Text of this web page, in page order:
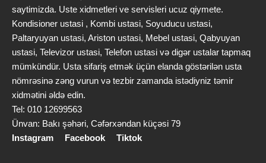
saytimizda. Uste xidmetleri ve servisleri ucuz qiymete.
Kondisioner ustasi , Kombi ustasi, Soyuducu ustasi,
Paltaryuyan ustasi, Ariston ustasi, Mebel ustasi, Qabyuyan
ustasi, Televizor ustasi, Telefon ustasi və digər ustalar tapmaq
mümkündür. Usta sifariş etmək üçün elanda göstərilən usta
nömrəsinə zəng vurun və tezbir zamanda istədiyniz təmir
xidmətini əldə edin.
Tel: 010 12699563
Ünvan: Bakı şəhəri, Cəfərxəndan küçəsi 79
Instagram
Facebook Tiktok